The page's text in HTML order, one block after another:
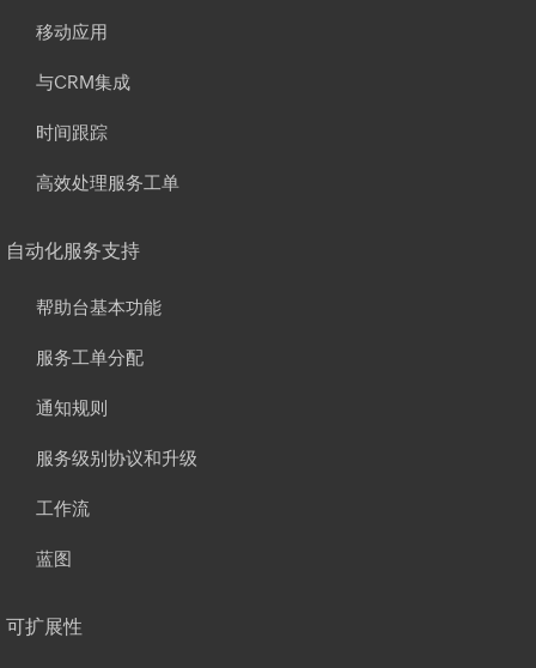
移动应用
与CRM集成
时间跟踪
高效处理服务工单
自动化服务支持
帮助台基本功能
服务工单分配
通知规则
服务级别协议和升级
工作流
蓝图
可扩展性